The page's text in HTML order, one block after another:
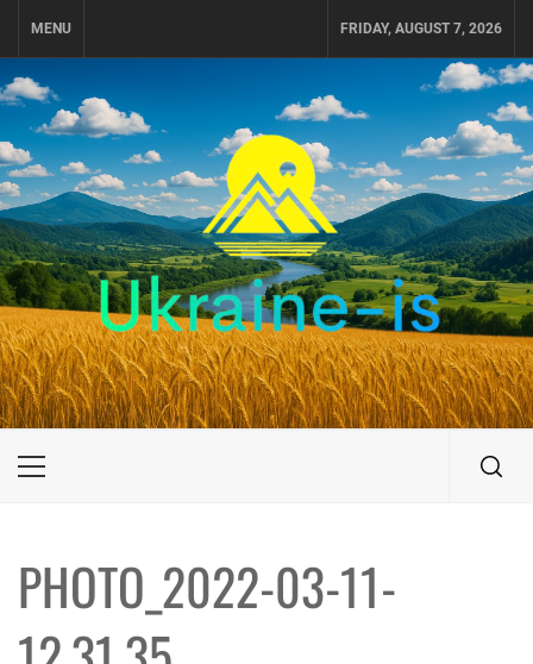
MENU FRIDAY, AUGUST 7, 2026
UKRAINE-IS
ПОДОРОЖI ПО УКРАЇНІ
Primary
PHOTO_2022-03-11-